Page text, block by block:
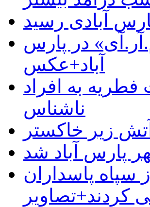
آبادی رسید
در پارس
آباد+عکس
به افراد
ناشناس
زیر خاکستر
پارس آباد شد
سپاه پاسداران
کردند+تصاویر